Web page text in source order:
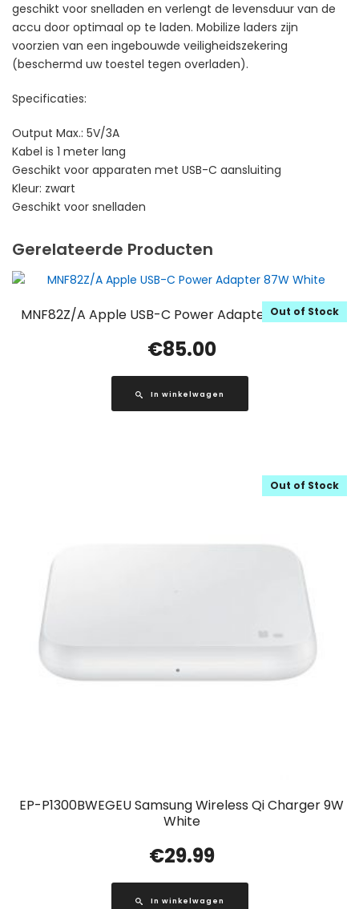
geschikt voor snelladen en verlengt de levensduur van de
accu door optimaal op te laden. Mobilize laders zijn
voorzien van een ingebouwde veiligheidszekering
(beschermd uw toestel tegen overladen).
Specificaties:
Output Max.: 5V/3A
Kabel is 1 meter lang
Geschikt voor apparaten met USB-C aansluiting
Kleur: zwart
Geschikt voor snelladen
Gerelateerde Producten
MNF82Z/A Apple USB-C Power Adapter 87W White
Out of Stock
€85.00
In winkelwagen
EP-P1300BWEGEU Samsung Wireless Qi Charger 9W
White
Out of Stock
€29.99
In winkelwagen